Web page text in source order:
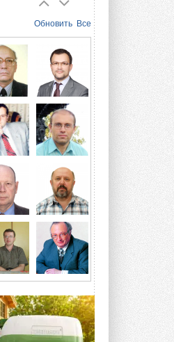
и
энергию
технологии ...
от аварий
влияние
и снеговых ...
насос PV/T
испарителем
...
форум
Форум
тысяч участников ...
Обновить Все